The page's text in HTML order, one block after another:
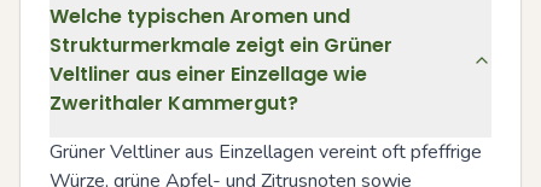
Welche typischen Aromen und
Strukturmerkmale zeigt ein Grüner
Veltliner aus einer Einzellage wie
Zwerithaler Kammergut?
Grüner Veltliner aus Einzellagen vereint oft pfeffrige
Würze, grüne Apfel- und Zitrusnoten sowie